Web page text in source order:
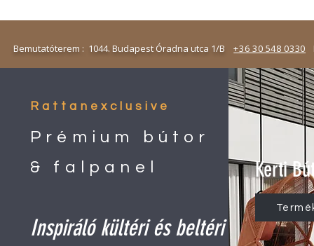
: 1044. Budapest Óradna utca 1/B+36 30 548 0330
Rattanexclusive
Prémium bútor
& falpanel
Inspiráló kültéri és beltéri
Kerti